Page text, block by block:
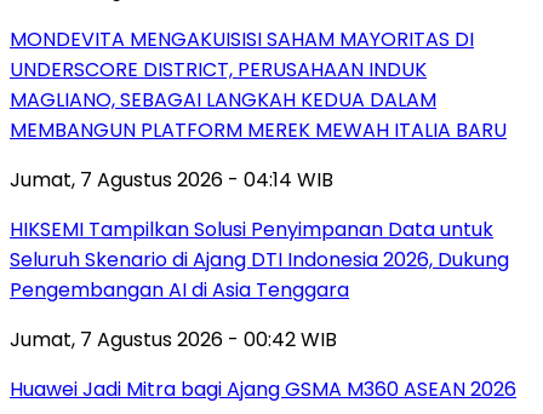
MONDEVITA MENGAKUISISI SAHAM MAYORITAS DI
UNDERSCORE DISTRICT, PERUSAHAAN INDUK
MAGLIANO, SEBAGAI LANGKAH KEDUA DALAM
MEMBANGUN PLATFORM MEREK MEWAH ITALIA BARU
Jumat, 7 Agustus 2026 - 04:14 WIB
HIKSEMI Tampilkan Solusi Penyimpanan Data untuk
Seluruh Skenario di Ajang DTI Indonesia 2026, Dukung
Pengembangan AI di Asia Tenggara
Jumat, 7 Agustus 2026 - 00:42 WIB
Huawei Jadi Mitra bagi Ajang GSMA M360 ASEAN 2026